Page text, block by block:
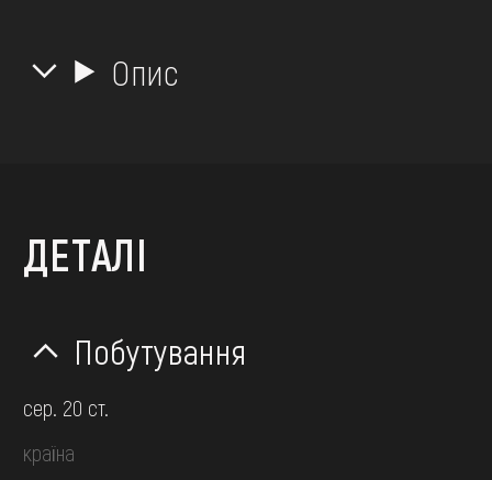
Опис
ДЕТАЛІ
Побутування
сер. 20 ст.
країна